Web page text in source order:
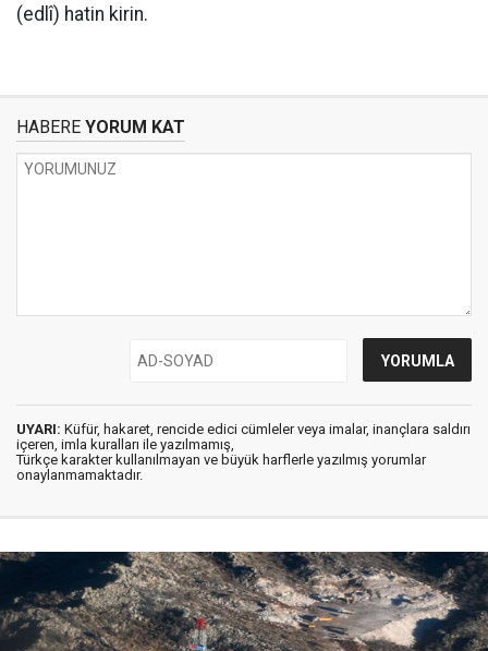
(edlî) hatin kirin.
HABERE YORUM KAT
UYARI: Küfür, hakaret, rencide edici cümleler veya imalar, inançlara saldırı
içeren, imla kuralları ile yazılmamış,
Türkçe karakter kullanılmayan ve büyük harflerle yazılmış yorumlar
onaylanmamaktadır.